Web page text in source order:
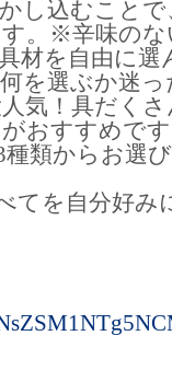
し込むこと
。※辛味の
材を自由に
を選ぶか迷
気！具だく
がおすすめで
種類からお選
てを自分好み